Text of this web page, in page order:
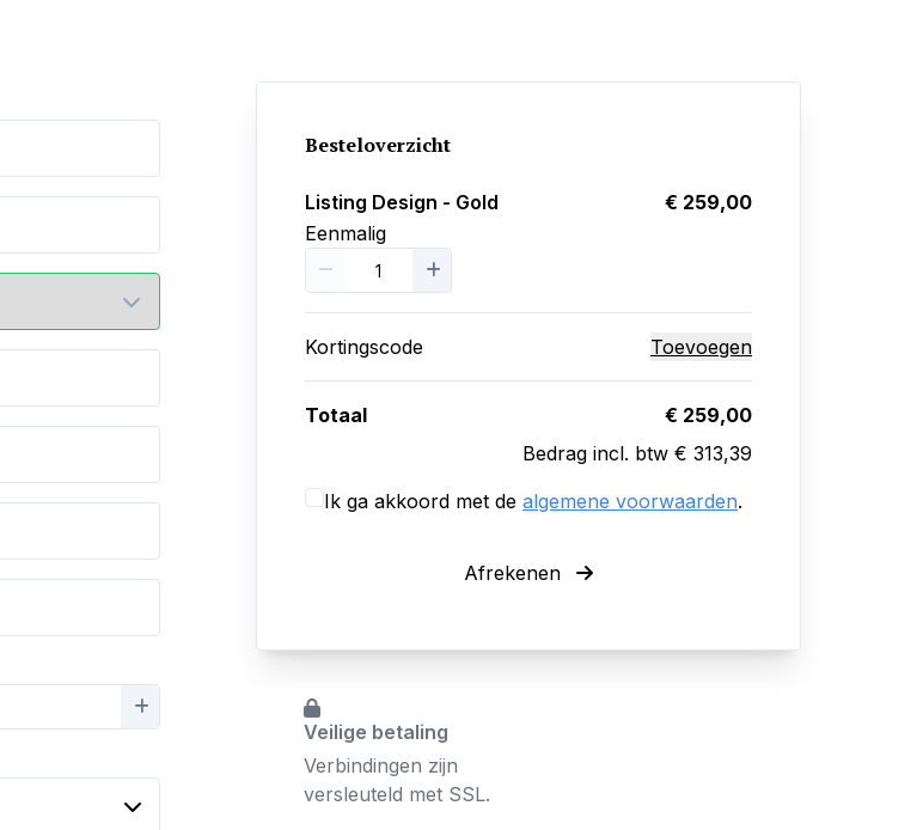
Besteloverzicht
Listing Design - Gold
Eenmalig
€ 259,00
Kortingscode Toevoegen
Totaal
€ 259,00
Bedrag incl. btw € 313,39
Ik ga akkoord met de algemene voorwaarden.
Afrekenen
Veilige betaling
Verbindingen zijn
versleuteld met SSL.